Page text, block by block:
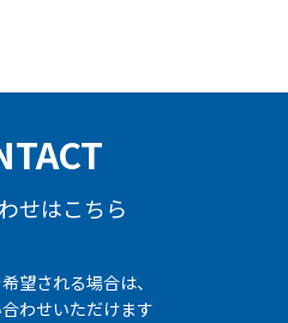
せはこちら
望される場合は、
わせいただけます